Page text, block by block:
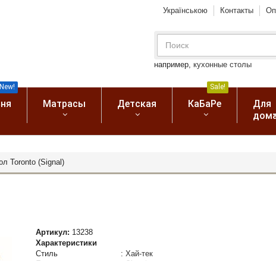
Українською Контакты
например, кухонные столы
New!
Матрасы Детская КаБаРе
Sale!
Для
Toronto (Signal)
Артикул: 13238
Характеристики
Стиль
: Хай-тек